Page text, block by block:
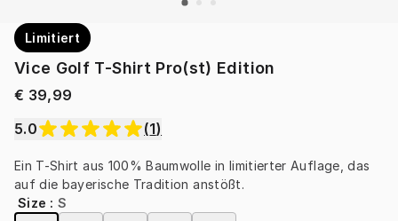
Limitiert
Vice Golf T-Shirt Pro(st) Edition
€ 39,99
5.0
(1)
Ein T-Shirt aus 100% Baumwolle in limitierter Auflage, das
auf die bayerische Tradition anstößt.
Size :S